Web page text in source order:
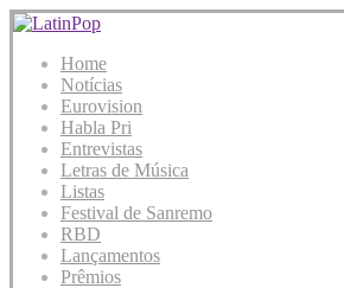
Home
Notícias
Eurovision
Habla Pri
Entrevistas
Letras de Música
Listas
Festival de Sanremo
RBD
Lançamentos
Prêmios